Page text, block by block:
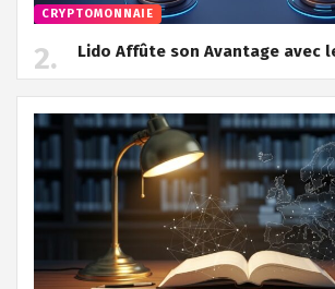
CRYPTOMONNAIE
Lido Affûte son Avantage avec